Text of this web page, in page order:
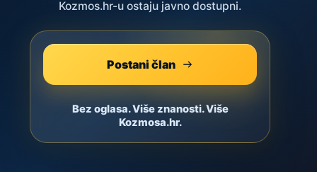
Kozmos.hr-u ostaju javno dostupni.
Postani član
Bez oglasa. Više znanosti. Više
Kozmosa.hr.